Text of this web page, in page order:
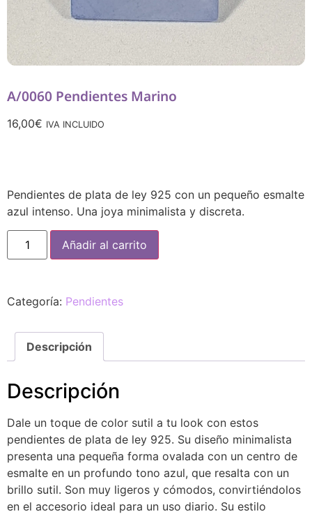
A/0060 Pendientes Marino
16,00€ IVA INCLUIDO
Pendientes de plata de ley 925 con un pequeño esmalte
azul intenso. Una joya minimalista y discreta.
Añadir al carrito
Categoría: Pendientes
Descripción
Descripción
Dale un toque de color sutil a tu look con estos
pendientes de plata de ley 925. Su diseño minimalista
presenta una pequeña forma ovalada con un centro de
esmalte en un profundo tono azul, que resalta con un
brillo sutil. Son muy ligeros y cómodos, convirtiéndolos
en el accesorio ideal para un uso diario. Su estilo